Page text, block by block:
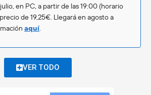
en PC, a partir de las 19:00 (horario
de 19,25€. Llegará en agosto a
aquí.
VER TODO